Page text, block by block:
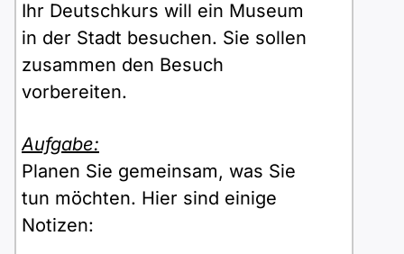
Goethe
ÖIF
Pflege (telc)
Ukrainisch
Russisch
A1 Goethe
A1 ÖIF
A2 telc
A2 Goethe
A2 ÖIF
B1 Allgemein
B1 DTZ
B1 telc
B1 Goethe
B2 Allgemein
B2 telc
B2 Goethe
Blog
Mehr Tools
Online-Kurse
Ihr Deutschkurs will ein Museum
in der Stadt besuchen. Sie sollen
zusammen den Besuch
vorbereiten.
Aufgabe:
Planen Sie gemeinsam, was Sie
tun möchten. Hier sind einige
Notizen: